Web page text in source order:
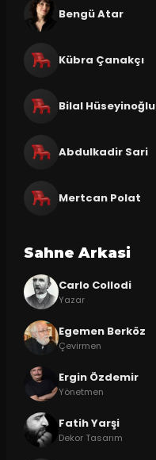
Bengü Atar
Kübra Çanakçı
Bilal Hüseyinoğlu
Abdulkadir Sari
Mertcan Polat
Sahne Arkasi
Carlo Collodi
Yazar
Egemen Berköz
Çevirmen
Ergin Özdemir
Yönetmen
Fatih Yarşi
Dekor Tasarım